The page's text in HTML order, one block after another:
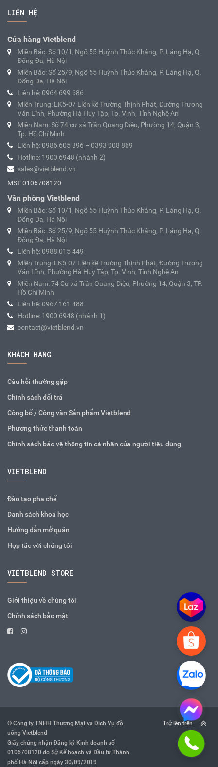
LIÊN HỆ
Cửa hàng Vietblend
Miền Bắc: Số 10/1, Ngõ 55 Huỳnh Thúc Kháng, P. Láng Hạ, Q.
Đống Đa, Hà Nội
Miền Bắc: Số 25/9, Ngõ 55 Huỳnh Thúc Kháng, P. Láng Hạ, Q.
Đống Đa, Hà Nội
Liên hệ: 0964 699 686
Miền Trung: LK5-07 Liền kề Trường Thịnh Phát, Đường Trương
Văn Lĩnh, Phường Hà Huy Tập, Tp. Vinh, Tỉnh Nghệ An
Miền Nam: Số 74 cư xá Trần Quang Diệu, Phường 14, Quận 3,
Tp. Hồ Chí Minh
Liên hệ: 0986 605 896 – 0393 008 869
Hotline: 1900 6948 (nhánh 2)
sales@vietblend.vn
MST 0106708120
Văn phòng Vietblend
Miền Bắc: Số 10/1, Ngõ 55 Huỳnh Thúc Kháng, P. Láng Hạ, Q.
Đống Đa, Hà Nội
Miền Bắc: Số 25/9, Ngõ 55 Huỳnh Thúc Kháng, P. Láng Hạ, Q.
Đống Đa, Hà Nội
Liên hệ: 0988 015 449
Miền Trung: LK5-07 Liền kề Trường Thịnh Phát, Đường Trương
Văn Lĩnh, Phường Hà Huy Tập, Tp. Vinh, Tỉnh Nghệ An
Miền Nam: 74 Cư xá Trần Quang Diệu, Phường 14, Quận 3, TP.
Hồ Chí Minh
Liên hệ: 0967 161 488
Hotline: 1900 6948 (nhánh 1)
contact@vietblend.vn
KHÁCH HÀNG
Câu hỏi thường gặp
Chính sách đổi trả
Công bố / Công văn Sản phẩm Vietblend
Phương thức thanh toán
Chính sách bảo vệ thông tin cá nhân của người tiêu dùng
VIETBLEND
Đào tạo pha chế
Danh sách khoá học
Hướng dẫn mở quán
Hợp tác với chúng tôi
VIETBLEND STORE
Giới thiệu về chúng tôi
Chính sách bảo mật
© Công ty TNHH Thương Mại và Dịch Vụ đồ
uống Vietblend
Giấy chứng nhận Đăng ký Kinh doanh số
0106708120 do Sở Kế hoạch và Đầu tư Thành
phố Hà Nội cấp ngày 30/09/2019
Trở lên trên